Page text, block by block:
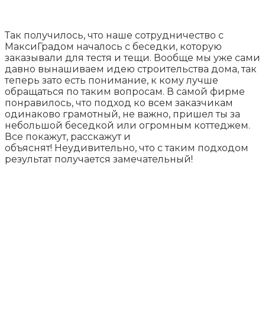
Так получилось, что наше сотрудничество с
МаксиГрадом началось с беседки, которую
заказывали для тестя и тещи. Вообще мы уже сами
давно вынашиваем идею строительства дома, так
теперь зато есть понимание, к кому лучше
обращаться по таким вопросам. В самой фирме
понравилось, что подход ко всем заказчикам
одинаково грамотный, не важно, пришел ты за
небольшой беседкой или огромным коттеджем.
Все покажут, расскажут и
объяснят! Неудивительно, что с таким подходом
результат получается замечательный!